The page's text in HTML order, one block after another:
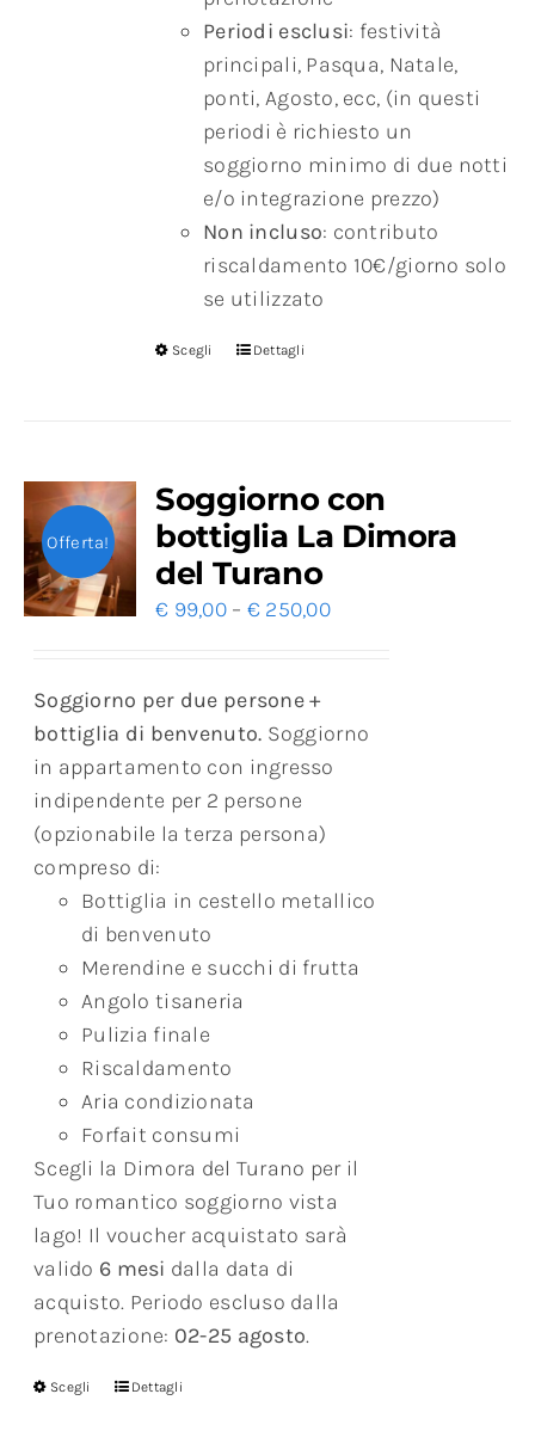
Periodi esclusi: festività
principali, Pasqua, Natale,
ponti, Agosto, ecc, (in questi
periodi è richiesto un
soggiorno minimo di due notti
e/o integrazione prezzo)
Non incluso: contributo
riscaldamento 10€/giorno solo
se utilizzato
Scegli Dettagli
Offerta!
Soggiorno con
bottiglia La Dimora
del Turano
€ 99,00 – € 250,00
Soggiorno per due persone +
bottiglia di benvenuto. Soggiorno
in appartamento con ingresso
indipendente per 2 persone
(opzionabile la terza persona)
compreso di:
Bottiglia in cestello metallico
di benvenuto
Merendine e succhi di frutta
Angolo tisaneria
Pulizia finale
Riscaldamento
Aria condizionata
Forfait consumi
Scegli la Dimora del Turano per il
Tuo romantico soggiorno vista
lago! Il voucher acquistato sarà
valido 6 mesi dalla data di
acquisto. Periodo escluso dalla
prenotazione: 02-25 agosto.
Scegli Dettagli